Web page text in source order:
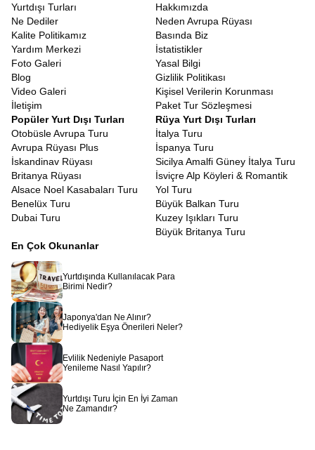
Yurtdışı Turları
Ne Dediler
Kalite Politikamız
Yardım Merkezi
Foto Galeri
Blog
Video Galeri
İletişim
Hakkımızda
Neden Avrupa Rüyası
Basında Biz
İstatistikler
Yasal Bilgi
Gizlilik Politikası
Kişisel Verilerin Korunması
Paket Tur Sözleşmesi
Popüler Yurt Dışı Turları
Otobüsle Avrupa Turu
Avrupa Rüyası Plus
İskandinav Rüyası
Britanya Rüyası
Alsace Noel Kasabaları Turu
Benelüx Turu
Dubai Turu
Rüya Yurt Dışı Turları
İtalya Turu
İspanya Turu
Sicilya Amalfi Güney İtalya Turu
İsviçre Alp Köyleri & Romantik
Yol Turu
Büyük Balkan Turu
Kuzey Işıkları Turu
Büyük Britanya Turu
En Çok Okunanlar
Yurtdışında Kullanılacak Para
Birimi Nedir?
Japonya'dan Ne Alınır?
Hediyelik Eşya Önerileri Neler?
Evlilik Nedeniyle Pasaport
Yenileme Nasıl Yapılır?
Yurtdışı Turu İçin En İyi Zaman
Ne Zamandır?